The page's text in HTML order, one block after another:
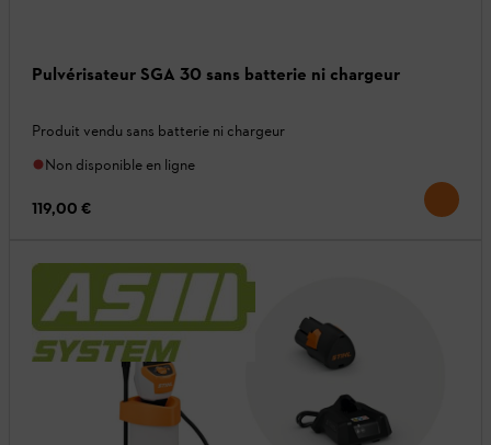
Pulvérisateur SGA 30 sans batterie ni chargeur
Produit vendu sans batterie ni chargeur
Non disponible en ligne
119,00 €